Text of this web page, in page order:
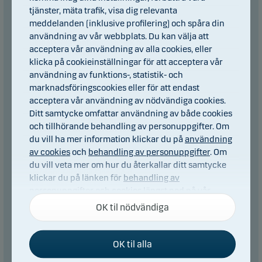
Danske Invest
Globala High Yield-obligationer, klass SEK h
Danske Invest
Globala Realräntor, klass SEK h
Danske Invest Allocation
Horisont Aktie Class SA
Danske Invest Allocation
Horisont Aktie Class SA d
Danske Invest Allocation
Horisont Balanserad Class SA
Danske Invest Allocation
Horisont Balanserad Class SA d
Danske Invest Allocation
Horisont Försiktig Class SA
Danske Invest Allocation
Horisont Försiktig Class SA d
Danske Invest Allocation
Horisont Offensiv Class SA
Danske Invest Allocation
Horisont Pension 2030, klass SEK
Danske Invest
Horisont Pension 2040, klass SEK
tjänster, mäta trafik, visa dig relevanta
meddelanden (inklusive profilering) och spåra din
användning av vår webbplats. Du kan välja att
acceptera vår användning av alla cookies, eller
klicka på cookieinställningar för att acceptera vår
användning av funktions-, statistik- och
marknadsföringscookies eller för att endast
acceptera vår användning av nödvändiga cookies.
Ditt samtycke omfattar användning av både cookies
och tillhörande behandling av personuppgifter. Om
du vill ha mer information klickar du påanvändning
av cookiesoch behandling av personuppgifter. Om
du vill veta mer om hur du återkallar ditt samtycke
klickar du på länken för behandling av
webbplats.
Nödvändiga cookies
Nödvändiga cookies hjälper till att få vår webbplats
OK til nödvändiga
OK til alla